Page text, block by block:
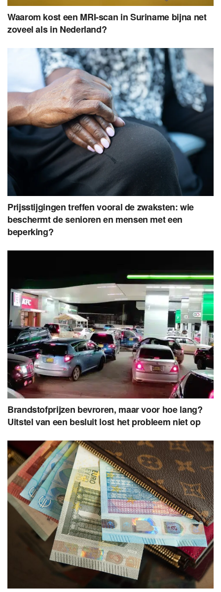
Waarom kost een MRI-scan in Suriname bijna net
zoveel als in Nederland?
Prijsstijgingen treffen vooral de zwaksten: wie
beschermt de senioren en mensen met een
beperking?
Brandstofprijzen bevroren, maar voor hoe lang?
Uitstel van een besluit lost het probleem niet op